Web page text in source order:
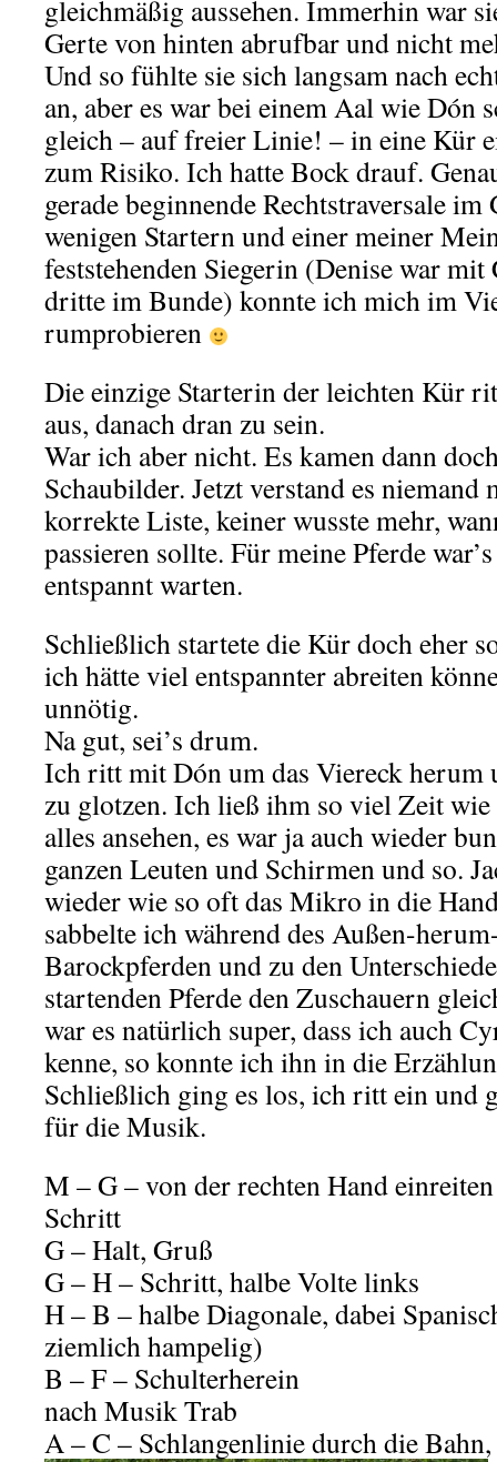
gleichmäßig aussehen. Immerhin war
Gerte von hinten abrufbar und nicht
Und so fühlte sie sich langsam nach
an, aber es war bei einem Aal wie Dón
gleich – auf freier Linie! – in eine Kür
zum Risiko. Ich hatte Bock drauf.
gerade beginnende Rechtstraversale
wenigen Startern und einer meiner
feststehenden Siegerin (Denise war
dritte im Bunde) konnte ich mich im
rumprobieren
Die einzige Starterin der leichten Kür
aus, danach dran zu sein.
War ich aber nicht. Es kamen dann
Schaubilder. Jetzt verstand es niemand
korrekte Liste, keiner wusste mehr,
passieren sollte. Für meine Pferde
entspannt warten.
Schließlich startete die Kür doch eher
ich hätte viel entspannter abreiten
unnötig.
Na gut, sei’s drum.
Ich ritt mit Dón um das Viereck herum
zu glotzen. Ich ließ ihm so viel Zeit
alles ansehen, es war ja auch wieder
ganzen Leuten und Schirmen und so.
wieder wie so oft das Mikro in die
sabbelte ich während des Außen-
Barockpferden und zu den
startenden Pferde den Zuschauern
war es natürlich super, dass ich auch
kenne, so konnte ich ihn in die
Schließlich ging es los, ich ritt ein und
für die Musik.
M – G – von der rechten Hand
Schritt
G – Halt, Gruß
G – H – Schritt, halbe Volte links
H – B – halbe Diagonale, dabei
ziemlich hampelig)
B – F – Schulterherein
nach Musik Trab
A – C – Schlangenlinie durch die